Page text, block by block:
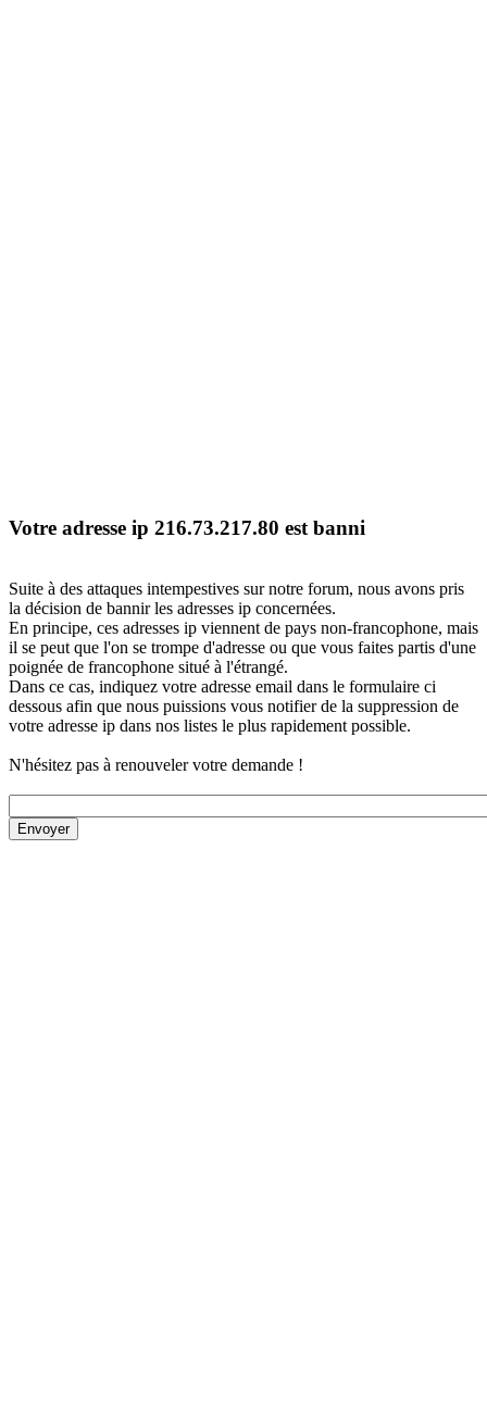
Votre adresse ip 216.73.217.80 est banni
Suite à des attaques intempestives sur notre forum, nous avons pris
la décision de bannir les adresses ip concernées.
En principe, ces adresses ip viennent de pays non-francophone, mais
il se peut que l'on se trompe d'adresse ou que vous faites partis d'une
poignée de francophone situé à l'étrangé.
Dans ce cas, indiquez votre adresse email dans le formulaire ci
dessous afin que nous puissions vous notifier de la suppression de
votre adresse ip dans nos listes le plus rapidement possible.
N'hésitez pas à renouveler votre demande !